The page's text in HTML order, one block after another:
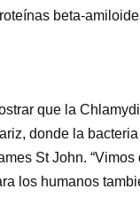
beta-
que la
donde la
St John.
los humanos